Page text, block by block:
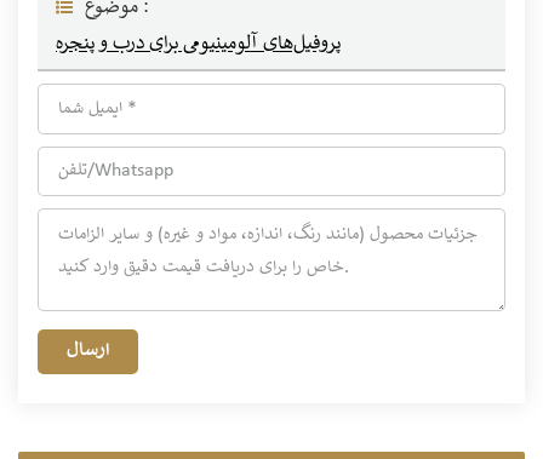
موضوع :
پروفیل‌های آلومینیومی برای درب و پنجره
ارسال